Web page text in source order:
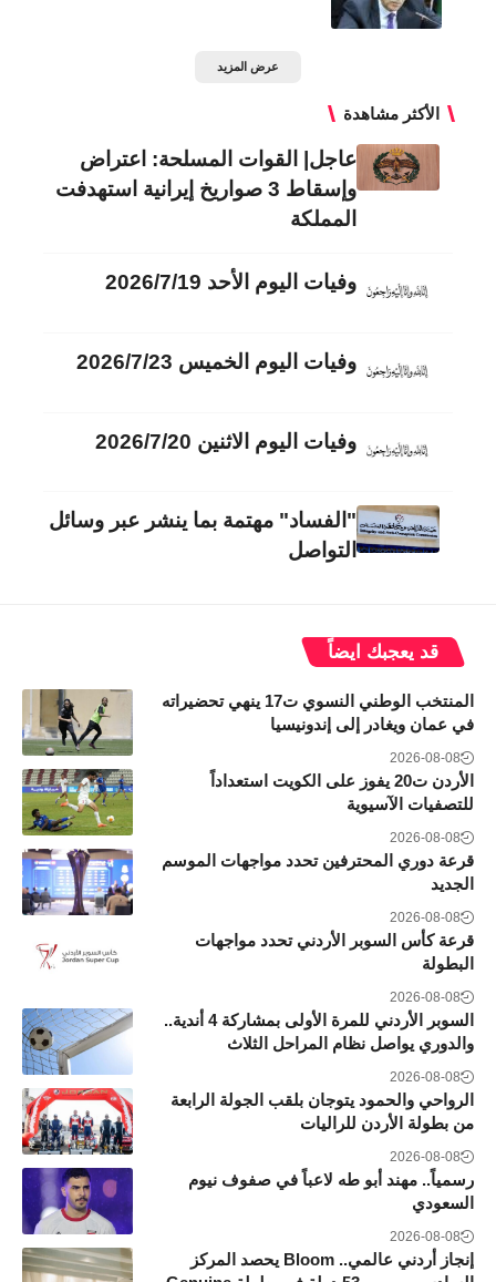
عرض المزيد
الأكثر مشاهدة
عاجل| القوات المسلحة: اعتراض
وإسقاط 3 صواريخ إيرانية استهدفت
المملكة
وفيات اليوم الأحد 2026/7/19
وفيات اليوم الخميس 2026/7/23
وفيات اليوم الاثنين 2026/7/20
"الفساد" مهتمة بما ينشر عبر وسائل
التواصل
قد يعجبك ايضاً
المنتخب الوطني النسوي ت17 ينهي تحضيراته
في عمان ويغادر إلى إندونيسيا
2026-08-08
الأردن ت20 يفوز على الكويت استعداداً
للتصفيات الآسيوية
2026-08-08
قرعة دوري المحترفين تحدد مواجهات الموسم
الجديد
2026-08-08
قرعة كأس السوبر الأردني تحدد مواجهات
البطولة
2026-08-08
السوبر الأردني للمرة الأولى بمشاركة 4 أندية..
والدوري يواصل نظام المراحل الثلاث
2026-08-08
الرواحي والحمود يتوجان بلقب الجولة الرابعة
من بطولة الأردن للراليات
2026-08-08
رسمياً.. مهند أبو طه لاعباً في صفوف نيوم
السعودي
2026-08-08
إنجاز أردني عالمي.. Bloom يحصد المركز